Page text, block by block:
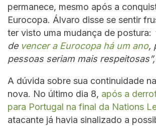
permanece, mesmo após a
Eurocopa. Álvaro disse se sentir
ter visto uma mudança de postura:
de vencer a Eurocopa há um ano,
pessoas seriam mais respeitosas”,
A dúvida sobre sua continuidade
nova. No último dia 8, após a
para Portugal na final da Nations
atacante já havia sinalizado a